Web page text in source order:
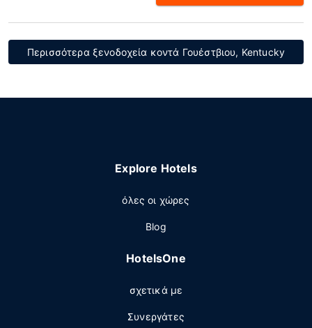
Περισσότερα ξενοδοχεία κοντά Γουέστβιου, Kentucky
Explore Hotels
όλες οι χώρες
Blog
HotelsOne
σχετικά με
Συνεργάτες